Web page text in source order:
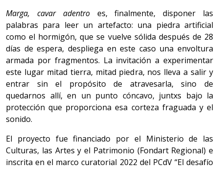
Marga, cavar adentroes, finalmente, disponer las
palabras para leer un artefacto: una piedra artificial
como el hormigón, que se vuelve sólida después de 28
días de espera, despliega en este caso una envoltura
armada por fragmentos. La invitación a experimentar
este lugar mitad tierra, mitad piedra, nos lleva a salir y
entrar sin el propósito de atravesarla, sino de
quedarnos allí, en un punto cóncavo, juntxs bajo la
protección que proporciona esa corteza fraguada y el
sonido.
El proyecto fue financiado por el Ministerio de las
Culturas, las Artes y el Patrimonio (Fondart Regional) e
inscrita en el marco curatorial 2022 del PCdV “El desafío